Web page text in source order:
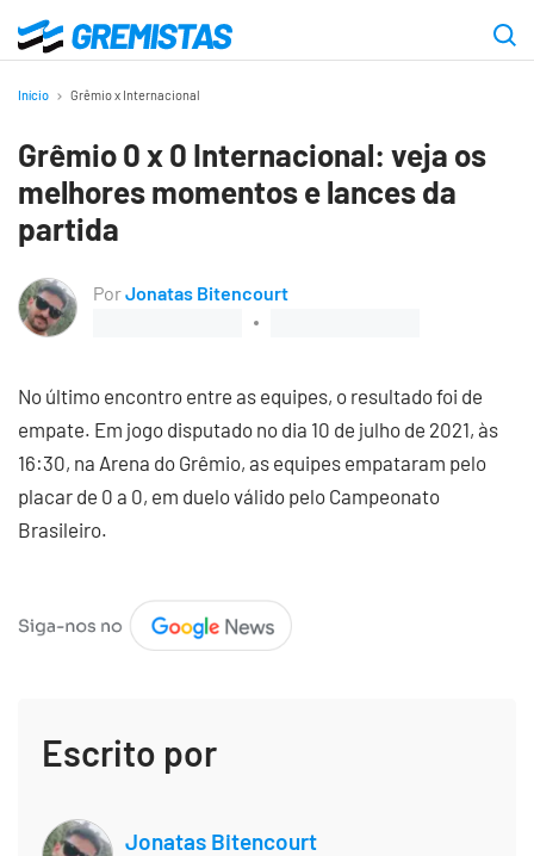
para
principal
Gremistas
Início Grêmio x Internacional
Grêmio 0 x 0 Internacional: veja os
melhores momentos e lances da
partida
PorJonatas Bitencourt
No último encontro entre as equipes, o resultado foi de
empate. Em jogo disputado no dia 10 de julho de 2021, às
16:30, na Arena do Grêmio, as equipes empataram pelo
placar de 0 a 0, em duelo válido pelo Campeonato
Brasileiro.
Escrito por
Jonatas Bitencourt